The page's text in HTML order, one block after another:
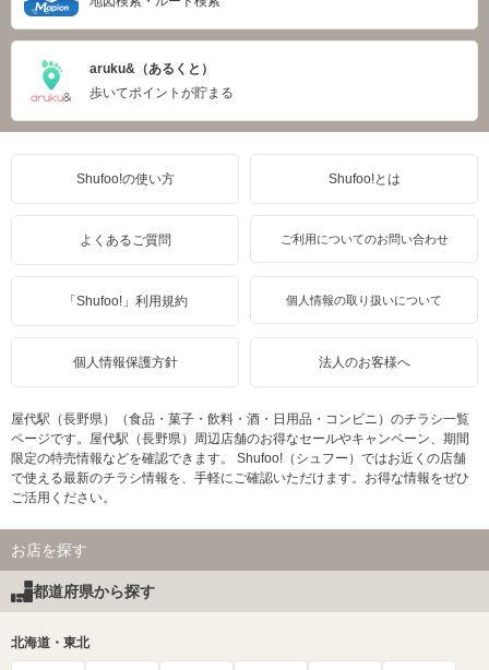
aruku&（あるくと）
歩いてポイントが貯まる
Shufoo!の使い方 Shufoo!とは
よくあるご質問 ご利用についてのお問い合わせ
「Shufoo!」利用規約 個人情報の取り扱いについて
個人情報保護方針 法人のお客様へ
屋代駅（長野県）（食品・菓子・飲料・酒・日用品・コンビニ）のチラシ一覧
ページです。屋代駅（長野県）周辺店舗のお得なセールやキャンペーン、期間
限定の特売情報などを確認できます。 Shufoo!（シュフー）ではお近くの店舗
で使える最新のチラシ情報を、手軽にご確認いただけます。お得な情報をぜひ
ご活用ください。
お店を探す
都道府県から探す
北海道・東北